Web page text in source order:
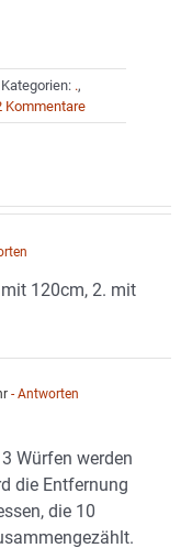
Kategorien: .,
Kommentare
120cm, 2. mit
- Antworten
Würfen werden
die Entfernung
die 10